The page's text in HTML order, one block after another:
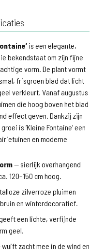
is een elegante,
bekendstaat om zijn fijne
vorm. De plant vormt
frisgroen blad dat licht
verkleurt. Vanaf augustus
die hoog boven het blad
effect geven. Dankzij zijn
is ‘Kleine Fontaine’ een
en moderne
— sierlijk overhangend
120–150 cm hoog.
zilverroze pluimen
en winterdecoratief.
een lichte, verfijnde
geel.
zacht mee in de wind en